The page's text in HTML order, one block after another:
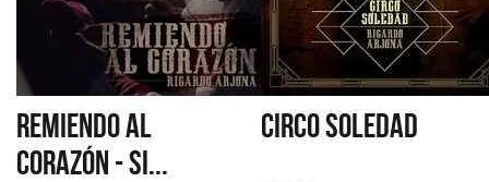
REMIENDO AL
CORAZÓN - SI...
CIRCO SOLEDAD